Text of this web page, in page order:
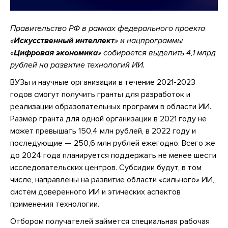
Правительство РФ в рамках федерального проекта
«Искусственный интеллект» и нацпрограммы
«Цифровая экономика» собирается выделить 4,1 млрд
рублей на развитие технологий ИИ.
ВУЗы и научные организации в течение 2021-2023
годов смогут получить гранты для разработок и
реализации образовательных программ в области ИИ.
Размер гранта для одной организации в 2021 году не
может превышать 150,4 млн рублей, в 2022 году и
последующие — 250,6 млн рублей ежегодно. Всего же
до 2024 года планируется поддержать не менее шести
исследовательских центров. Субсидии будут, в том
числе, направлены на развитие области «сильного» ИИ,
систем доверенного ИИ и этических аспектов
применения технологии.
Отбором получателей займется специальная рабочая